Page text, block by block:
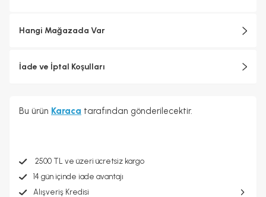
Hangi Mağazada Var
İade ve İptal Koşulları
Bu ürün Karaca tarafından gönderilecektir.
2500 TL ve üzeri ücretsiz kargo
14 gün içinde iade avantajı
Alışveriş Kredisi